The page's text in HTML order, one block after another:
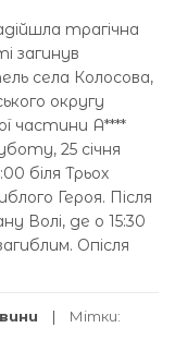
трагічна
загинув
села Колосова,
округу
частини А****
25 січня
біля Трьох
Героя. Після
Волі, де о 15:30
Опісля
Мітки: